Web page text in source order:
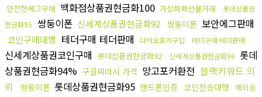
안전한에그구매 백화점상품권현금화100 가상화폐선물거래
롯데상품권
현금화95
쌍둥이폰 신세계상품권현금화92 쌍둥이폰 보안에그판매
코인구매대행 테더구매 테더판매 다바오포커구입 테더구매 테더판매
신세계상품권코인구매 롯데상품권현금화92 신세계상품권현금화96 롯데
상품권현금화94% 구글찌라시 가격 망고포커환전 블랙키워드 의
뢰
쌍둥이폰 롯데상품권현금화95 핸드폰인증 코인전송대행 해외송